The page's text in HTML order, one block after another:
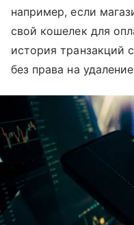
например, если
свой кошелек для
история транзакций
без права на